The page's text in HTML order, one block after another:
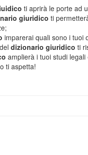
ti aprirà le porte ad
giuridico ti
imparerai quali sono i tuoi
dizionario giuridico ti
amplierà i tuoi studi
ti aspetta!